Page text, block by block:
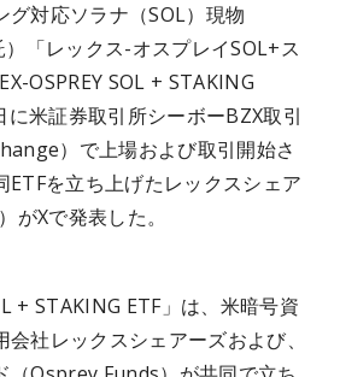
グ対応ソラナ（SOL）現物
「レックス-オスプレイSOL+ス
OSPREY SOL + STAKING
に米証券取引所シーボーBZX取引
）で上場および取引開始さ
ETFを立ち上げたレックスシェア
がXで発表した。
+ STAKING ETF」は、米暗号資
社レックスシェアーズおよび、